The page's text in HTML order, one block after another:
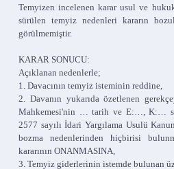
Temyizen incelenen karar usul ve
sürülen temyiz nedenleri kararın
görülmemiştir.
KARAR SONUCU:
Açıklanan nedenlerle;
1. Davacının temyiz isteminin reddine,
2. Davanın yukarıda özetlenen
Mahkemesi'nin … tarih ve E:…, K:…
2577 sayılı İdari Yargılama Usulü
bozma nedenlerinden hiçbirisi
kararının ONANMASINA,
3. Temyiz giderlerinin istemde bulunan